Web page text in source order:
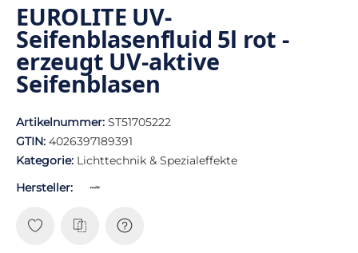
EUROLITE UV-
Seifenblasenfluid 5l rot -
erzeugt UV-aktive
Seifenblasen
Artikelnummer: ST51705222
GTIN: 4026397189391
Kategorie: Lichttechnik & Spezialeffekte
Hersteller: